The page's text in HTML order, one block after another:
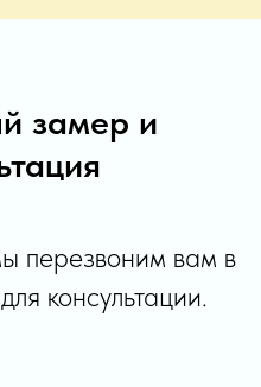
замер и
перезвоним вам в
консультации.